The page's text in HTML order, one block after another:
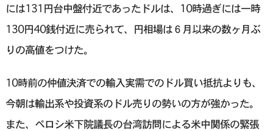
には131円台中盤付近であったドルは、10時過ぎには一時
130円40銭付近に売られて、円相場は６月以来の数ヶ月ぶ
りの高値をつけた。
10時前の仲値決済での輸入実需でのドル買い抵抗よりも、
今朝は輸出系や投資系のドル売りの勢いの方が強かった。
また、ペロシ米下院議長の台湾訪問による米中関係の緊張